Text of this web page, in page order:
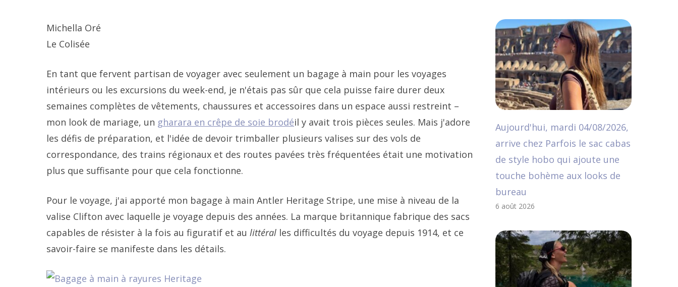
Michella Oré
Le Colisée
En tant que fervent partisan de voyager avec seulement un bagage à main pour les voyages
intérieurs ou les excursions du week-end, je n'étais pas sûr que cela puisse faire durer deux
semaines complètes de vêtements, chaussures et accessoires dans un espace aussi restreint –
mon look de mariage, un gharara en crêpe de soie brodéil y avait trois pièces seules. Mais j'adore
les défis de préparation, et l'idée de devoir trimballer plusieurs valises sur des vols de
correspondance, des trains régionaux et des routes pavées très fréquentées était une motivation
plus que suffisante pour que cela fonctionne.
Pour le voyage, j'ai apporté mon bagage à main Antler Heritage Stripe, une mise à niveau de la
valise Clifton avec laquelle je voyage depuis des années. La marque britannique fabrique des sacs
capables de résister à la fois au figuratif et au littéral les difficultés du voyage depuis 1914, et ce
savoir-faire se manifeste dans les détails.
Aujourd'hui, mardi 04/08/2026,
arrive chez Parfois le sac cabas
de style hobo qui ajoute une
touche bohème aux looks de
bureau
6 août 2026